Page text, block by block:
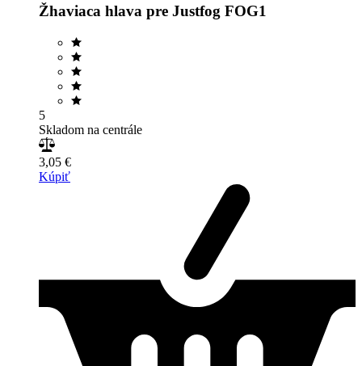
Žhaviaca hlava pre Justfog FOG1
5
Skladom na centrále
3,05 €
Kúpiť